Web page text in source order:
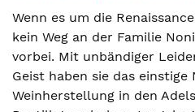
Wenn es um die
kein Weg an der Familie
vorbei. Mit unbändiger
Geist haben sie das
Weinherstellung in den